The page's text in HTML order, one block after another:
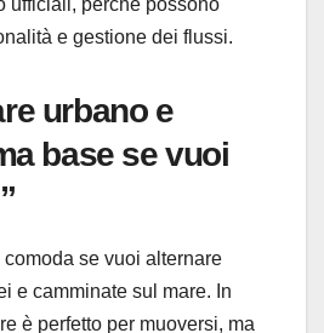
ufficiali, perché possono
e gestione dei flussi.
urbano e
base se vuoi
se vuoi alternare
e camminate sul mare. In
è perfetto per muoversi, ma